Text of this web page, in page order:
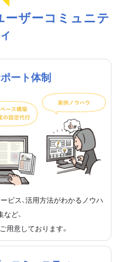
ザーコミュニテ
ィ
ート体制
ビス、活用方法がわかるノウハ
など、
用意しております。